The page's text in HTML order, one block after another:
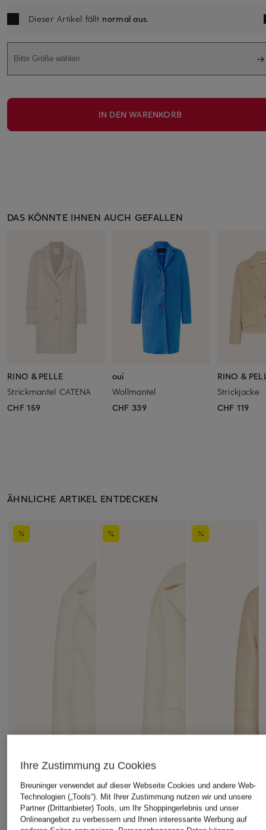
Dieser Artikel fällt normal aus.
Bitte Größe wählen
IN DEN WARENKORB
DAS KÖNNTE IHNEN AUCH GEFALLEN
RINO & PELLE
Strickmantel CATENA
CHF 159
oui
Wollmantel
CHF 339
RINO &
Strickjacke
CHF 119
ÄHNLICHE ARTIKEL ENTDECKEN
Ihre Zustimmung zu Cookies
Breuninger verwendet auf dieser Webseite Cookies und andere Web-
Technologien („Tools“). Mit Ihrer Zustimmung nutzen wir und unsere
Partner (Drittanbieter) Tools, um Ihr Shoppingerlebnis und unser
Onlineangebot zu verbessern und Ihnen interessante Werbung auf